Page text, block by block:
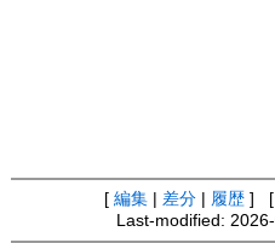
[ 編集 差分 履歴 ] [
Last-modified: